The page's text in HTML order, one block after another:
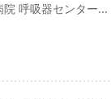
呼吸器センター...